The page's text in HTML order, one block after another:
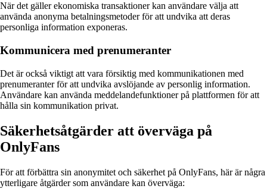
När det gäller ekonomiska transaktioner kan användare välja att
använda anonyma betalningsmetoder för att undvika att deras
personliga information exponeras.
Kommunicera med prenumeranter
Det är också viktigt att vara försiktig med kommunikationen med
prenumeranter för att undvika avslöjande av personlig information.
Användare kan använda meddelandefunktioner på plattformen för att
hålla sin kommunikation privat.
Säkerhetsåtgärder att överväga på
OnlyFans
För att förbättra sin anonymitet och säkerhet på OnlyFans, här är några
ytterligare åtgärder som användare kan överväga: